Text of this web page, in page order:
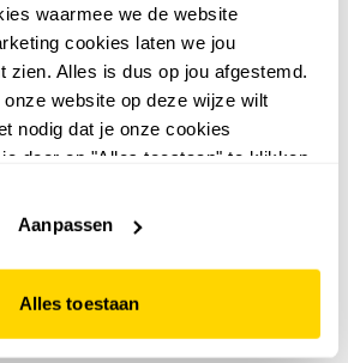
waarmee we de website
cookies laten we jou
zien. Alles is dus op jou afgestemd.
website op deze wijze wilt
nodig dat je onze cookies
door op "Alles toestaan" te klikken.
functioneert.
Aanpassen
Alles toestaan